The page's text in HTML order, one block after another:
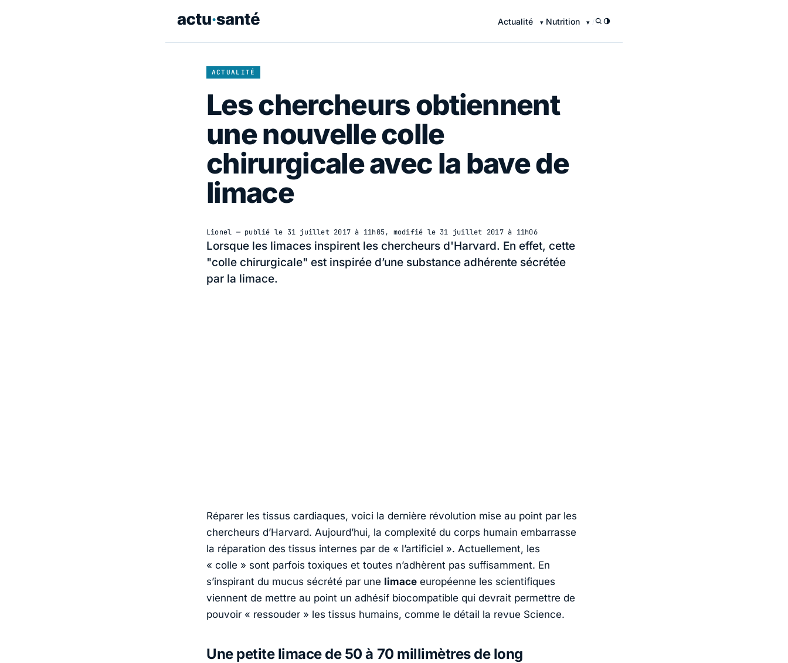
Actualité Nutrition /
ACTUALITÉ
Les chercheurs obtiennent
une nouvelle colle
chirurgicale avec la bave de
limace
Lionel — publié le 31 juillet 2017 à 11h05, modifié le 31 juillet 2017 à 11h06
Lorsque les limaces inspirent les chercheurs d'Harvard. En effet, cette
"colle chirurgicale" est inspirée d’une substance adhérente sécrétée
par la limace.
Réparer les tissus cardiaques, voici la dernière révolution mise au point par les
chercheurs d’Harvard. Aujourd’hui, la complexité du corps humain embarrasse
la réparation des tissus internes par de « l’artificiel ». Actuellement, les
« colle » sont parfois toxiques et toutes n’adhèrent pas suffisamment. En
s’inspirant du mucus sécrété par une limace européenne les scientifiques
viennent de mettre au point un adhésif biocompatible qui devrait permettre de
pouvoir « ressouder » les tissus humains, comme le détail la revue Science.
Une petite limace de 50 à 70 millimètres de long